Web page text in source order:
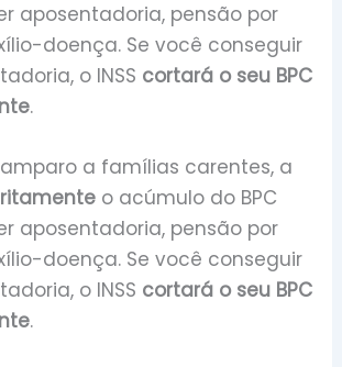
aposentadoria, pensão por
doença. Se você conseguir
o INSS cortará o seu BPC
.
a famílias carentes, a
o acúmulo do BPC
aposentadoria, pensão por
doença. Se você conseguir
o INSS cortará o seu BPC
.